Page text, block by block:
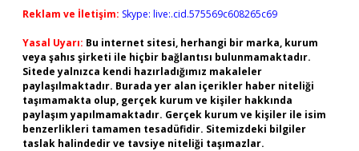
Reklam ve İletişim: Skype: live:.cid.575569c608265c69
Yasal Uyarı: Bu internet sitesi, herhangi bir marka, kurum
veya şahıs şirketi ile hiçbir bağlantısı bulunmamaktadır.
Sitede yalnızca kendi hazırladığımız makaleler
paylaşılmaktadır. Burada yer alan içerikler haber niteliği
taşımamakta olup, gerçek kurum ve kişiler hakkında
paylaşım yapılmamaktadır. Gerçek kurum ve kişiler ile isim
benzerlikleri tamamen tesadüfidir. Sitemizdeki bilgiler
taslak halindedir ve tavsiye niteliği taşımazlar.